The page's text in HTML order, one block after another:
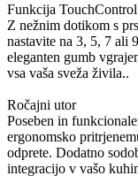
Funkcija TouchControl
Z nežnim dotikom s
nastavite na 3, 5, 7 ali
eleganten gumb
vsa vaša sveža živila..
Ročajni utor
Poseben in
ergonomsko
odprete. Dodatno
integracijo v vašo